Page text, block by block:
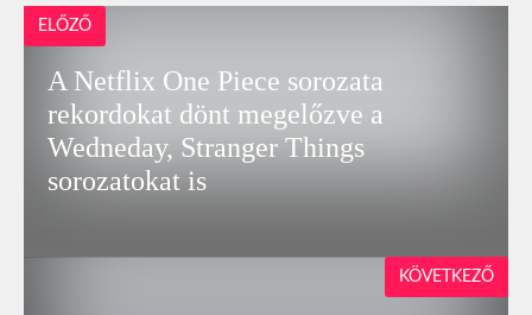
ELŐZŐ
A Netflix One Piece sorozata
rekordokat dönt megelőzve a
Wedneday, Stranger Things
sorozatokat is
KÖVETKEZŐ